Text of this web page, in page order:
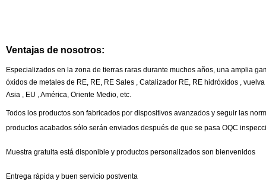
Ventajas de nosotros:
Especializados en la zona de tierras raras durante muchos años, una amplia
óxidos de metales de RE, RE, RE Sales , Catalizador RE, RE hidróxidos ,
Asia , EU , América, Oriente Medio, etc.
Todos los productos son fabricados por dispositivos avanzados y seguir las
productos acabados sólo serán enviados después de que se pasa OQC
Muestra gratuita está disponible y productos personalizados son bienvenidos
Entrega rápida y buen servicio postventa